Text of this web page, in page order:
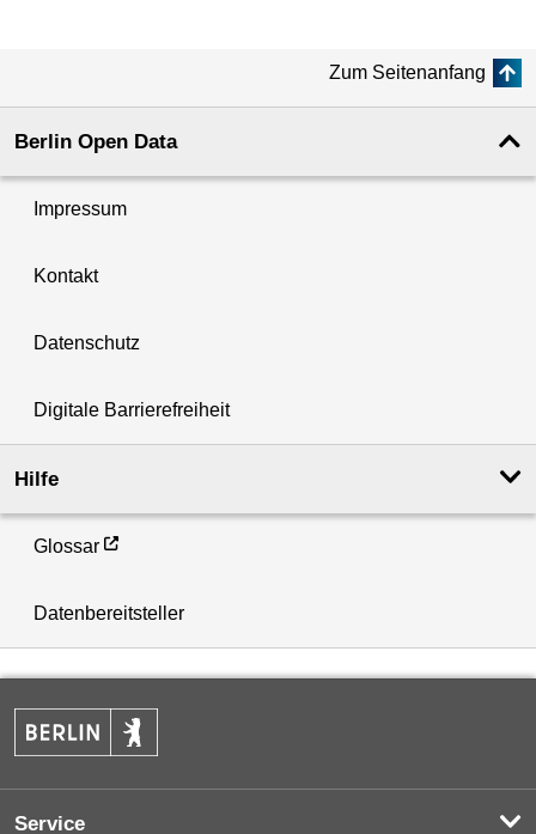
Zum Seitenanfang
Berlin Open Data
Impressum
Kontakt
Datenschutz
Digitale Barrierefreiheit
Hilfe
Glossar
Datenbereitsteller
Service